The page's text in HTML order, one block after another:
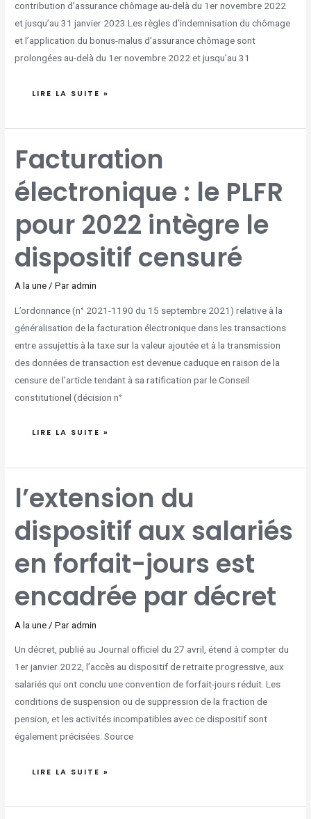
contribution d’assurance chômage au-delà du 1er novembre 2022
et jusqu’au 31 janvier 2023 Les règles d’indemnisation du chômage
et l’application du bonus-malus d’assurance chômage sont
prolongées au-delà du 1er novembre 2022 et jusqu’au 31
LIRE LA SUITE »
Facturation
électronique : le PLFR
pour 2022 intègre le
dispositif censuré
A la une/ Paradmin
L’ordonnance (n° 2021-1190 du 15 septembre 2021) relative à la
généralisation de la facturation électronique dans les transactions
entre assujettis à la taxe sur la valeur ajoutée et à la transmission
des données de transaction est devenue caduque en raison de la
censure de l’article tendant à sa ratification par le Conseil
constitutionel (décision n°
ÉLECTRONIQUE
:
LE
POUR
2022
INTÈGRE
LE
LIRE LA SUITE »
l’extension du
dispositif aux salariés
en forfait-jours est
encadrée par décret
A la une / Paradmin
Un décret, publié au Journal officiel du 27 avril, étend à compter du
1er janvier 2022, l’accès au dispositif de retraite progressive, aux
salariés qui ont conclu une convention de forfait-jours réduit. Les
conditions de suspension ou de suppression de la fraction de
pension, et les activités incompatibles avec ce dispositif sont
également précisées. Source
DU
DISPOSITIF
AUX
EN
FORFAIT-
JOURS
EST
ENCADRÉE
DÉCRET
LIRE LA SUITE »